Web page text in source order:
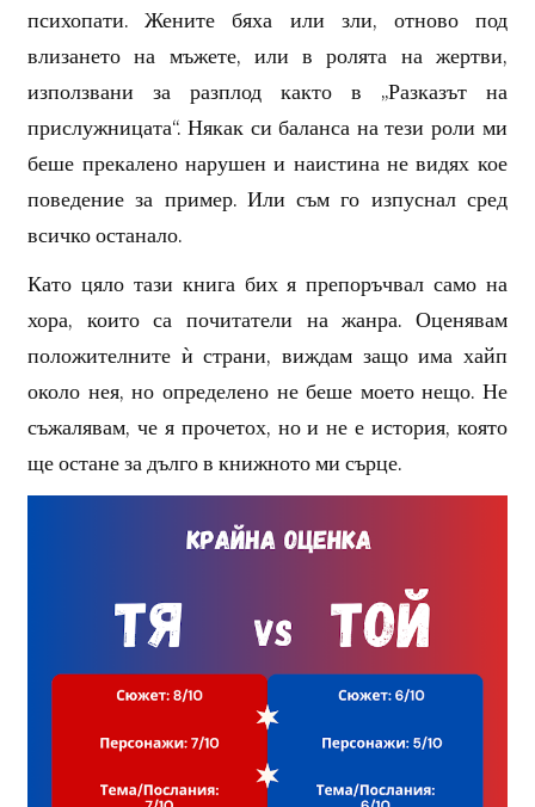
психопати. Жените бяха или зли, отново под
влизането на мъжете, или в ролята на жертви,
използвани за разплод както в „Разказът на
прислужницата“. Някак си баланса на тези роли ми
беше прекалено нарушен и наистина не видях кое
поведение за пример. Или съм го изпуснал сред
всичко останало.
Като цяло тази книга бих я препоръчвал само на
хора, които са почитатели на жанра. Оценявам
положителните ѝ страни, виждам защо има хайп
около нея, но определено не беше моето нещо. Не
съжалявам, че я прочетох, но и не е история, която
ще остане за дълго в книжното ми сърце.